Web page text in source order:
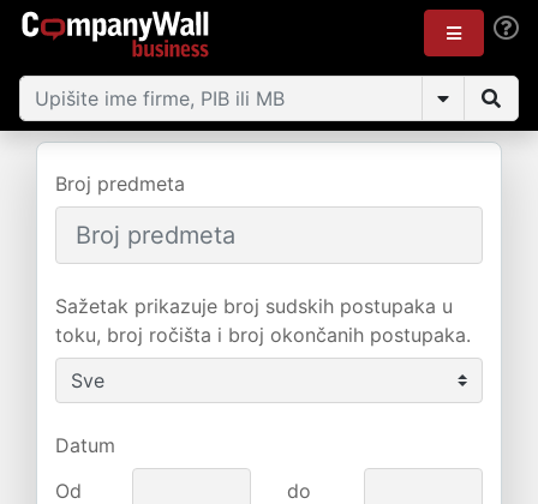
Broj predmeta
Sažetak prikazuje broj sudskih postupaka u
toku, broj ročišta i broj okončanih postupaka.
Datum
Od
do